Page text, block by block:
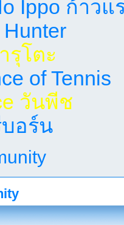
Ippo ก้าวแ
รุโตะ
of Tennis
วันพีช
บอร์น